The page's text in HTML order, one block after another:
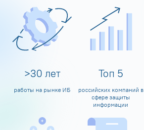
>30 лет
работы на рынке ИБ
Топ 5
российских компаний в
сфере защиты
информации